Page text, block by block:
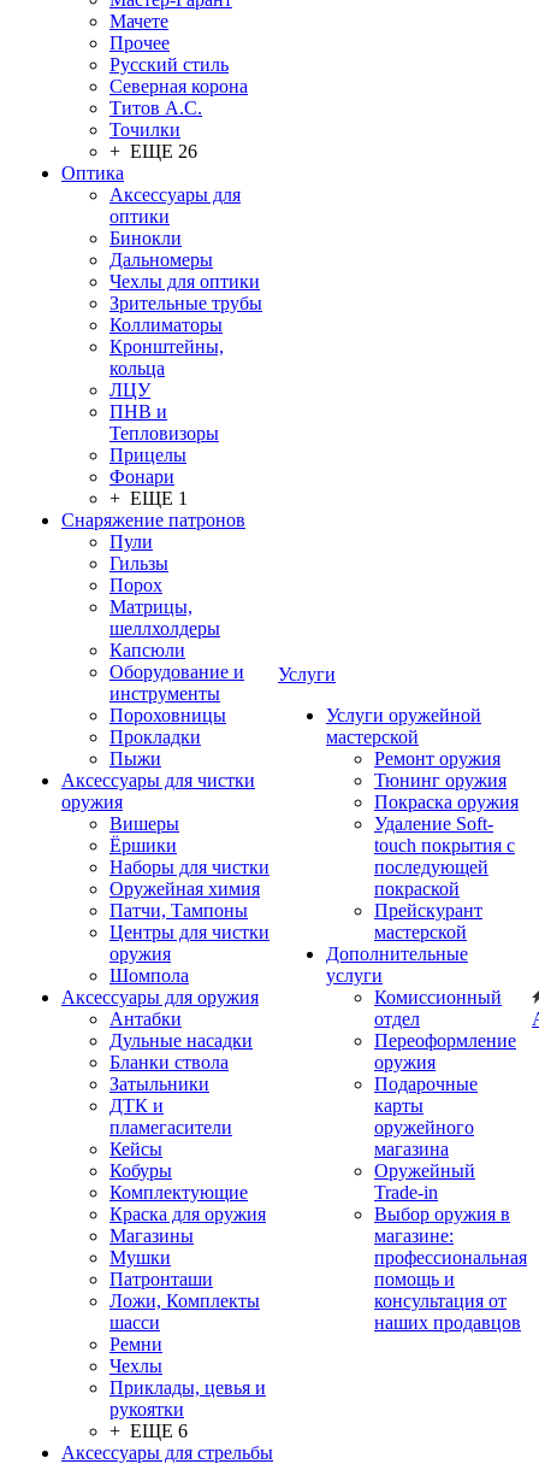
Мачете
Прочее
Русский стиль
Северная корона
Титов А.С.
Точилки
+ ЕЩЕ 26
Оптика
Аксессуары для
оптики
Бинокли
Дальномеры
Чехлы для оптики
Зрительные трубы
Коллиматоры
Кронштейны,
кольца
ЛЦУ
ПНВ и
Тепловизоры
Прицелы
Фонари
+ ЕЩЕ 1
Снаряжение патронов
Пули
Гильзы
Порох
Матрицы,
шеллхолдеры
Капсюли
Оборудование и
инструменты
Пороховницы
Прокладки
Пыжи
Аксессуары для чистки
оружия
Вишеры
Ёршики
Наборы для чистки
Оружейная химия
Патчи, Тампоны
Центры для чистки
оружия
Шомпола
Аксессуары для оружия
Антабки
Дульные насадки
Бланки ствола
Затыльники
ДТК и
пламегасители
Кейсы
Кобуры
Комплектующие
Краска для оружия
Магазины
Мушки
Патронташи
Ложи, Комплекты
шасси
Ремни
Чехлы
Приклады, цевья и
рукоятки
+ ЕЩЕ 6
Аксессуары для стрельбы
Услуги
Услуги оружейной
мастерской
Ремонт оружия
Тюнинг оружия
Покраска оружия
Удаление Soft-
touch покрытия с
последующей
покраской
Прейскурант
мастерской
Дополнительные
услуги
Комиссионный
отдел
Переоформление
оружия
Подарочные
карты
оружейного
магазина
Оружейный
Trade-in
Выбор оружия в
магазине:
профессиональная
помощь и
консультация от
наших продавцов